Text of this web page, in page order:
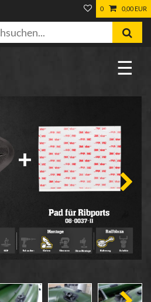
0 0,00 EUR
☰